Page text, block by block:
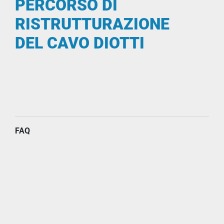
PERCORSO DI
RISTRUTTURAZIONE
DEL CAVO DIOTTI
FAQ